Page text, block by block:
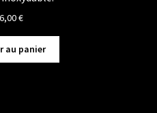
€
au panier